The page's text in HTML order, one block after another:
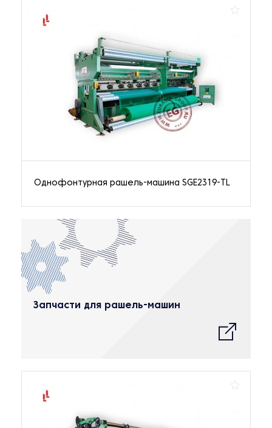
Однофонтурная рашель-машина SGE2319-TL
Запчасти для рашель-машин